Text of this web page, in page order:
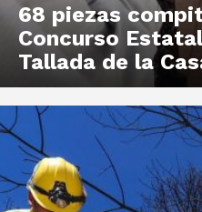
68 piezas
Concurso
Tallada de la